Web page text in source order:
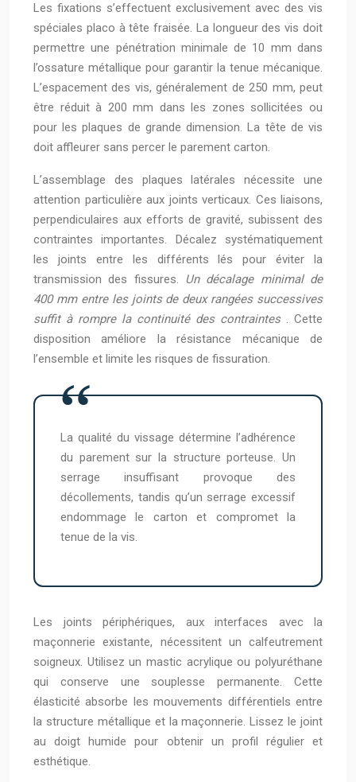
Les fixations s’effectuent exclusivement avec des vis
spéciales placo à tête fraisée. La longueur des vis doit
permettre une pénétration minimale de 10 mm dans
l’ossature métallique pour garantir la tenue mécanique.
L’espacement des vis, généralement de 250 mm, peut
être réduit à 200 mm dans les zones sollicitées ou
pour les plaques de grande dimension. La tête de vis
doit affleurer sans percer le parement carton.
L’assemblage des plaques latérales nécessite une
attention particulière aux joints verticaux. Ces liaisons,
perpendiculaires aux efforts de gravité, subissent des
contraintes importantes. Décalez systématiquement
les joints entre les différents lés pour éviter la
transmission des fissures. Un décalage minimal de
400 mm entre les joints de deux rangées successives
suffit à rompre la continuité des contraintes
. Cette
disposition améliore la résistance mécanique de
l’ensemble et limite les risques de fissuration.
La qualité du vissage détermine l’adhérence
du parement sur la structure porteuse. Un
serrage insuffisant provoque des
décollements, tandis qu’un serrage excessif
endommage le carton et compromet la
tenue de la vis.
Les joints périphériques, aux interfaces avec la
maçonnerie existante, nécessitent un calfeutrement
soigneux. Utilisez un mastic acrylique ou polyuréthane
qui conserve une souplesse permanente. Cette
élasticité absorbe les mouvements différentiels entre
la structure métallique et la maçonnerie. Lissez le joint
au doigt humide pour obtenir un profil régulier et
esthétique.